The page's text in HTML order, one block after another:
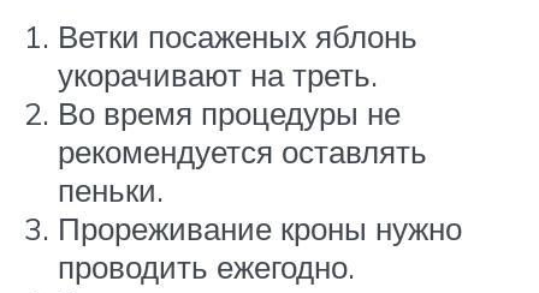
Ветки посаженых яблонь
укорачивают на треть.
Во время процедуры не
рекомендуется оставлять
пеньки.
Прореживание кроны нужно
проводить ежегодно.